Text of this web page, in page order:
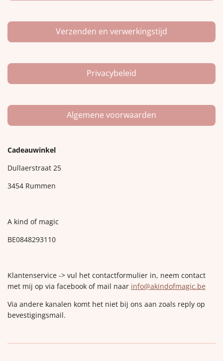
Verzenden en verwerkingstijd
Privacybeleid
Algemene voorwaarden
Cadeauwinkel
Dullaerstraat 25
3454 Rummen
A kind of magic
BE0848293110
Klantenservice -> vul het contactformulier in, neem contact
met mij op via facebook of mail naar info@akindofmagic.be
Via andere kanalen komt het niet bij ons aan zoals reply op
bevestigingsmail.